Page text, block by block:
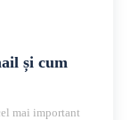
și cum
mai important